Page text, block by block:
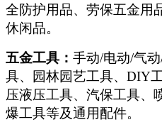
全防护用品、劳保五金用
休闲品。
五金工具： 手动/电动/气
具、园林园艺工具、DIY
压液压工具、汽保工具、
爆工具等及通用配件。